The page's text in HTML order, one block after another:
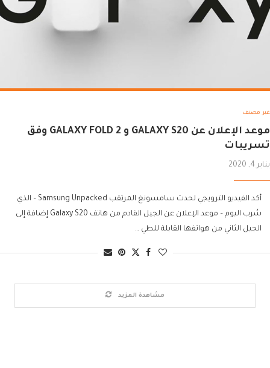
غير مصنف
موعد الإعلان عن GALAXY S20 و GALAXY FOLD 2 وفق
تسريبات
يناير 4, 2020
أكد الفيديو الترويجي لحدث سامسونغ المرتقب Samsung Unpacked – الذي
سُرب اليوم – موعد الإعلان عن الجيل القادم من هاتف Galaxy S20 إضافة إلى
الجيل الثاني من هواتفها القابلة للطي …
مشاهدة المزيد